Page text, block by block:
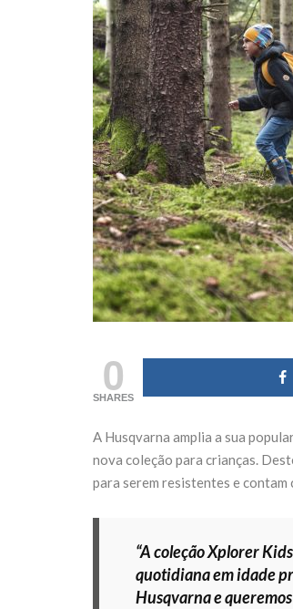
Feira de Jardinagem
2026 Sábado 17 &
Domingo 18 de
outubro
27 de Julho de 2026
CONTINUE READING
0
SHARES
A Husqvarna amplia a sua
nova coleção para crianças.
para serem resistentes e contam
“A coleção Xplorer
quotidiana em idade
Husqvarna e